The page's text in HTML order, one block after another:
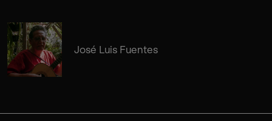
José Luis Fuentes